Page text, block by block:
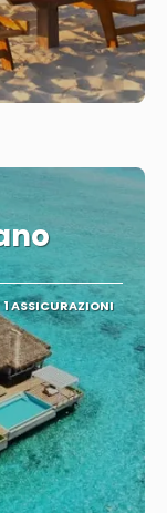
1 ASSICURAZIONI